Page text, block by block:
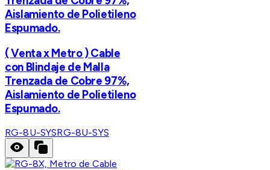
Aislamiento de Polietileno
Espumado.
( Venta x Metro ) Cable
con Blindaje de Malla
Trenzada de Cobre 97%,
Aislamiento de Polietileno
Espumado.
RG-8U-SYSRG-8U-SYS